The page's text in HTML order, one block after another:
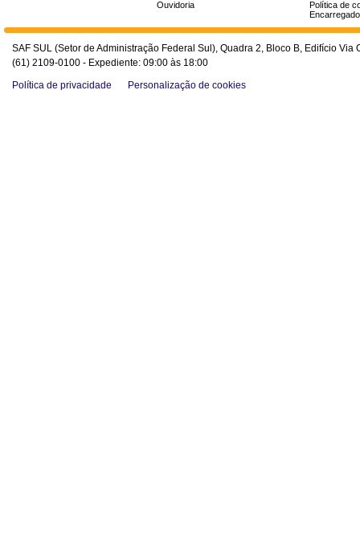
Ouvidoria
Política de
SAF SUL (Setor de Administração Federal Sul), Quadra 2, Bloco B, Edifício
(61) 2109-0100 - Expediente: 09:00 às 18:00
Política de privacidade
Personalização de cookies